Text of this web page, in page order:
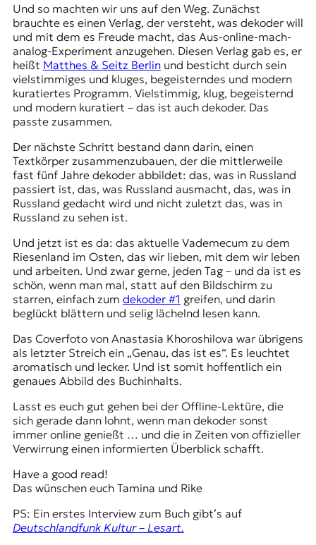
d
M
e
d
e
n
k
o
p
e
t
e
n
z
u
O
s
t
e
u
r
o
p
a
.
Und so machten wir uns auf den Weg. Zunächst
brauchte es einen Verlag, der versteht, was dekoder will
und mit dem es Freude macht, das Aus-online-mach-
analog-Experiment anzugehen. Diesen Verlag gab es, er
heißt Matthes & Seitz Berlinund besticht durch sein
vielstimmiges und kluges, begeisterndes und modern
kuratiertes Programm. Vielstimmig, klug, begeisternd
und modern kuratiert – das ist auch dekoder. Das
passte zusammen.
Der nächste Schritt bestand dann darin, einen
Textkörper zusammenzubauen, der die mittlerweile
fast fünf Jahre dekoder abbildet: das, was in Russland
passiert ist, das, was Russland ausmacht, das, was in
Russland gedacht wird und nicht zuletzt das, was in
Russland zu sehen ist.
Und jetzt ist es da: das aktuelle Vademecum zu dem
Riesenland im Osten, das wir lieben, mit dem wir leben
und arbeiten. Und zwar gerne, jeden Tag – und da ist es
schön, wenn man mal, statt auf den Bildschirm zu
starren, einfach zum dekoder #1 greifen, und darin
beglückt blättern und selig lächelnd lesen kann.
Das Coverfoto von Anastasia Khoroshilova war übrigens
als letzter Streich ein „Genau, das ist es“. Es leuchtet
aromatisch und lecker. Und ist somit hoffentlich ein
genaues Abbild des Buchinhalts.
Lasst es euch gut gehen bei der Offline-Lektüre, die
sich gerade dann lohnt, wenn man dekoder sonst
immer online genießt … und die in Zeiten von offizieller
Verwirrung einen informierten Überblick schafft.
Have a good read!
Das wünschen euch Tamina und Rike
PS: Ein erstes Interview zum Buch gibt’s auf
Deutschlandfunk Kultur – Lesart.